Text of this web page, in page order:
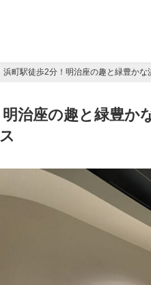
浜町駅徒歩2分！明治座の趣と緑豊か
治座の趣と緑豊